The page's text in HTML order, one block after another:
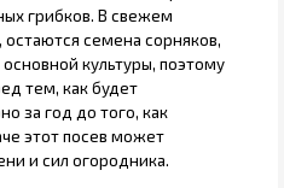
грибков. В свежем
остаются семена сорняков,
культуры, поэтому
тем, как будет
за год до того, как
этот посев может
и сил огородника.